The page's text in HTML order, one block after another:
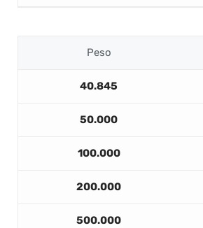
Peso
40.845
50.000
100.000
200.000
500.000